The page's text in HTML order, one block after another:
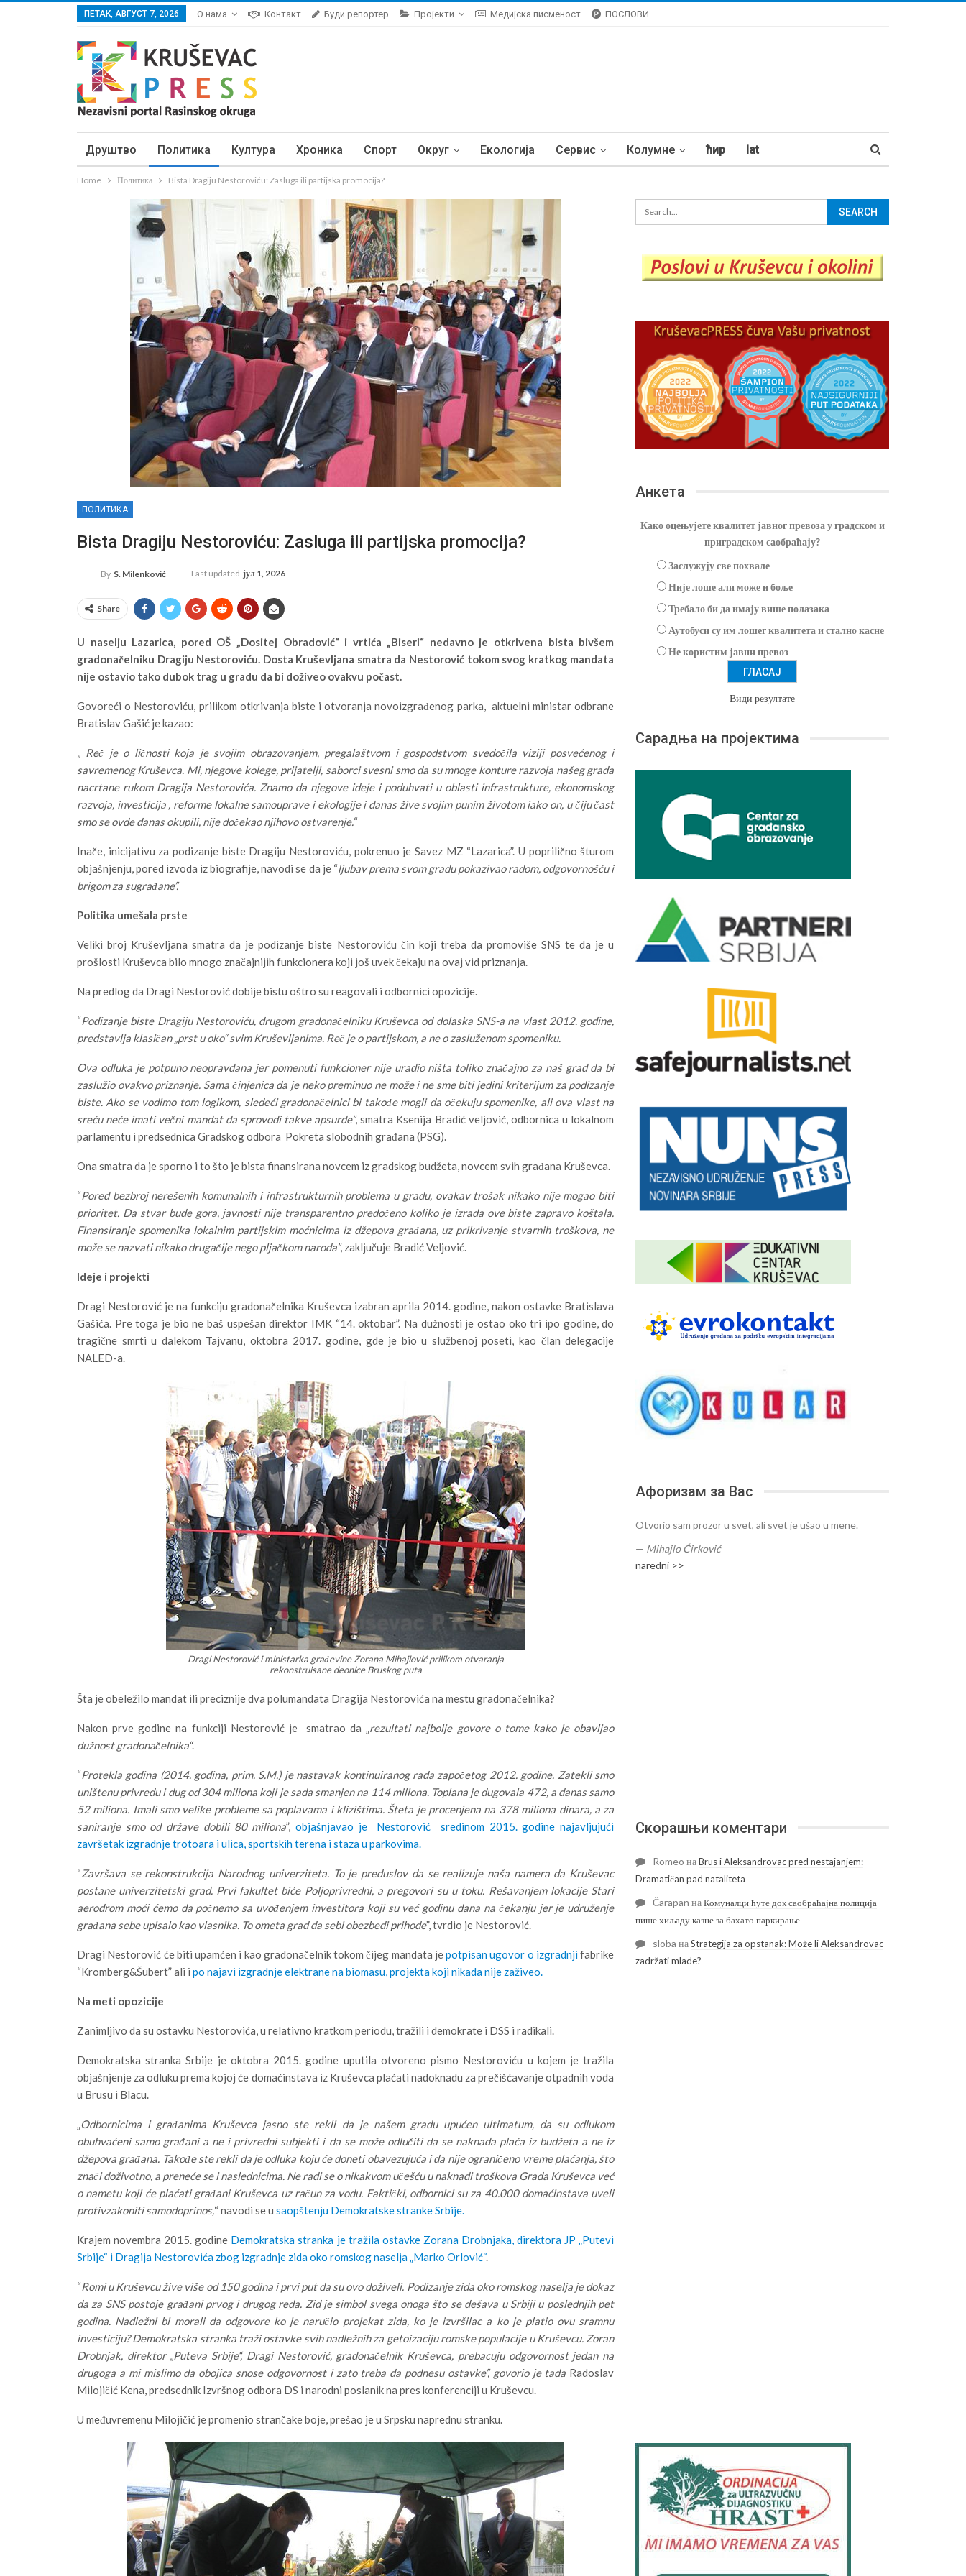
ПЕТАК, АВГУСТ 7, 2026 О нама Контакт Буди репортер Пројекти Медијска писменост ПОСЛОВИ
Друштво Политика Култура Хроника Спорт Округ Екологија Сервис Колумне ћир lat
Home Политика Bista Dragiju Nestoroviću: Zasluga ili partijska promocija?
ПОЛИТИКА
Bista Dragiju Nestoroviću: Zasluga ili partijska promocija?
By S. Milenković Last updated јул 1, 2026
Share
U naselju Lazarica, pored OŠ „Dositej Obradović“ i vrtića „Biseri“ nedavno je otkrivena bista bivšem
gradonačelniku Dragiju Nestoroviću. Dosta Kruševljana smatra da Nestorović tokom svog kratkog mandata
nije ostavio tako dubok trag u gradu da bi doživeo ovakvu počast.
Govoreći o Nestoroviću, prilikom otkrivanja biste i otvoranja novoizgrađenog parka, aktuelni ministar odbrane
Bratislav Gašić je kazao:
„ Reč je o ličnosti koja je svojim obrazovanjem, pregalaštvom i gospodstvom svedočila viziji posvećenog i
savremenog Kruševca. Mi, njegove kolege, prijatelji, saborci svesni smo da su mnoge konture razvoja našeg grada
nacrtane rukom Dragija Nestorovića. Znamo da njegove ideje i poduhvati u oblasti infrastrukture, ekonomskog
razvoja, investicija , reforme lokalne samouprave i ekologije i danas žive svojim punim životom iako on, u čiju čast
smo se ovde danas okupili, nije dočekao njihovo ostvarenje.“
Inače, inicijativu za podizanje biste Dragiju Nestoroviću, pokrenuo je Savez MZ “Lazarica”. U poprilično šturom
objašnjenju, pored izvoda iz biografije, navodi se da je “ljubav prema svom gradu pokazivao radom, odgovornošću i
brigom za sugrađane”.
Politika umešala prste
Veliki broj Kruševljana smatra da je podizanje biste Nestoroviću čin koji treba da promoviše SNS te da je u
prošlosti Kruševca bilo mnogo značajnijih funkcionera koji još uvek čekaju na ovaj vid priznanja.
Na predlog da Dragi Nestorović dobije bistu oštro su reagovali i odbornici opozicije.
“Podizanje biste Dragiju Nestoroviću, drugom gradonačelniku Kruševca od dolaska SNS-a na vlast 2012. godine,
predstavlja klasičan „prst u oko“ svim Kruševljanima. Reč je o partijskom, a ne o zasluženom spomeniku.
​Ova odluka je potpuno neopravdana jer pomenuti funkcioner nije uradio ništa toliko značajno za naš grad da bi
zaslužio ovakvo priznanje. Sama činjenica da je neko preminuo ne može i ne sme biti jedini kriterijum za podizanje
biste. Ako se vodimo tom logikom, sledeći gradonačelnici bi takođe mogli da očekuju spomenike, ali ova vlast na
sreću neće imati večni mandat da sprovodi takve apsurde”, smatra Ksenija Bradić veljović, odbornica u lokalnom
parlamentu i predsednica Gradskog odbora Pokreta slobodnih građana (PSG).
​Ona smatra da je sporno i to što je bista finansirana novcem iz gradskog budžeta, novcem svih građana Kruševca.
“Pored bezbroj nerešenih komunalnih i infrastrukturnih problema u gradu, ovakav trošak nikako nije mogao biti
prioritet. Da stvar bude gora, javnosti nije transparentno predočeno koliko je izrada ove biste zapravo koštala.
Finansiranje spomenika lokalnim partijskim moćnicima iz džepova građana, uz prikrivanje stvarnih troškova, ne
može se nazvati nikako drugačije nego pljačkom naroda”, zaključuje Bradić Veljović.
Ideje i projekti
Dragi Nestorović je na funkciju gradonačelnika Kruševca izabran aprila 2014. godine, nakon ostavke Bratislava
Gašića. Pre toga je bio ne baš uspešan direktor IMK “14. oktobar”. Na dužnosti je ostao oko tri ipo godine, do
tragične smrti u dalekom Tajvanu, oktobra 2017. godine, gde je bio u službenoj poseti, kao član delegacije
NALED-a.
Dragi Nestorović i ministarka građevine Zorana Mihajlović prilikom otvaranja
rekonstruisane deonice Bruskog puta
Šta je obeležilo mandat ili preciznije dva polumandata Dragija Nestorovića na mestu gradonačelnika?
Nakon prve godine na funkciji Nestorović je smatrao da „rezultati najbolje govore o tome kako je obavljao
dužnost gradonačelnika“.
“Protekla godina (2014. godina, prim. S.M.) je nastavak kontinuiranog rada započetog 2012. godine. Zatekli smo
uništenu privredu i dug od 304 miliona koji je sada smanjen na 114 miliona. Toplana je dugovala 472, a danas samo
52 miliona. Imali smo velike probleme sa poplavama i klizištima. Šteta je procenjena na 378 miliona dinara, a za
saniranje smo od države dobili 80 miliona”,objašnjavao je Nestorović sredinom 2015. godine najavljujući
završetak izgradnje trotoara i ulica, sportskih terena i staza u parkovima.
“Završava se rekonstrukcija Narodnog univerziteta. To je preduslov da se realizuje naša namera da Kruševac
postane univerzitetski grad. Prvi fakultet biće Poljoprivredni, a pregovori su u toku. Rešavanjem lokacije Stari
aerodrom moći ćemo da počnemo sa uvođenjem investitora koji su već godinu dana na čekanju jer je udruženje
građana sebe upisalo kao vlasnika. To ometa grad da sebi obezbedi prihode”, tvrdio je Nestorović.
Dragi Nestorović će biti upamćen i kao gradonačelnik tokom čijeg mandata jepotpisan ugovor o izgradnjifabrike
“Kromberg&Šubert” ali i po najavi izgradnje elektrane na biomasu, projekta koji nikada nije zaživeo.
Na meti opozicije
Zanimljivo da su ostavku Nestorovića, u relativno kratkom periodu, tražili i demokrate i DSS i radikali.
Demokratska stranka Srbije je oktobra 2015. godine uputila otvoreno pismo Nestoroviću u kojem je tražila
objašnjenje za odluku prema kojoj će domaćinstava iz Kruševca plaćati nadoknadu za prečišćavanje otpadnih voda
u Brusu i Blacu.
„Odbornicima i građanima Kruševca jasno ste rekli da je našem gradu upućen ultimatum, da su odlukom
obuhvaćeni samo građani a ne i privredni subjekti i da se može odlučiti da se naknada plaća iz budžeta a ne iz
džepova građana. Takođe ste rekli da je odluka koju će doneti obavezujuća i da nije ograničeno vreme plaćanja, što
znači doživotno, a preneće se i naslednicima. Ne radi se o nikakvom učešću u naknadi troškova Grada Kruševca već
o nametu koji će plaćati građani Kruševca uz račun za vodu. Faktički, odbornici su za 40.000 domaćinstava uveli
protivzakoniti samodoprinos,“ navodi se u saopštenju Demokratske stranke Srbije.
Krajem novembra 2015. godine Demokratska stranka je tražila ostavke Zorana Drobnjaka, direktora JP „Putevi
Srbije“ i Dragija Nestorovića zbog izgradnje zida oko romskog naselja „Marko Orlović“.
“Romi u Kruševcu žive više od 150 godina i prvi put da su ovo doživeli. Podizanje zida oko romskog naselja je dokaz
da za SNS postoje građani prvog i drugog reda. Zid je simbol svega onoga što se dešava u Srbiji u poslednjih pet
godina. Nadležni bi morali da odgovore ko je naručio projekat zida, ko je izvršilac a ko je platio ovu sramnu
investiciju? Demokratska stranka traži ostavke svih nadležnih za getoizaciju romske populacije u Kruševcu. Zoran
Drobnjak, direktor „Puteva Srbije“, Dragi Nestorović, gradonačelnik Kruševca, prebacuju odgovornost jedan na
drugoga a mi mislimo da obojica snose odgovornost i zato treba da podnesu ostavke”, govorio je tada Radoslav
Milojičić Kena, predsednik Izvršnog odbora DS i narodni poslanik na pres konferenciji u Kruševcu.
U međuvremenu Milojičić je promenio strančake boje, prešao je u Srpsku naprednu stranku.
Анкета
Како оцењујете квалитет јавног превоза у градском и
приградском саобраћају?
Заслужују све похвале
Није лоше али може и боље
Требало би да имају више полазака
Аутобуси су им лошег квалитета и стално касне
Не користим јавни превоз
Види резултате
Сарадња на пројектима
Афоризам за Вас
Otvorio sam prozor u svet, ali svet je ušao u mene.
— Mihajlo Ćirković
naredni >>
Скорашњи коментари
Romeo наBrus i Aleksandrovac pred nestajanjem:
Dramatičan pad nataliteta
Čarapan наКомуналци ћуте док саобраћајна полиција
пише хиљаду казне за бахато паркирање
sloba наStrategija za opstanak: Može li Aleksandrovac
zadržati mlade?